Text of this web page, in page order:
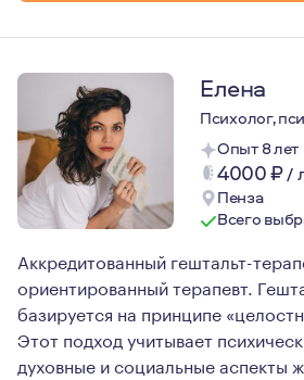
Елена
Психолог,
Опыт 8 лет
4000₽/
Пенза
Всего
Аккредитованный гештальт-
ориентированный терапевт.
базируется на принципе
Этот подход учитывает
духовные и социальные аспекты